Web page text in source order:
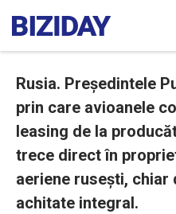
Rusia. Președintele
prin care avioanele
leasing de la
trece direct în
aeriene rusești, chiar
achitate integral.